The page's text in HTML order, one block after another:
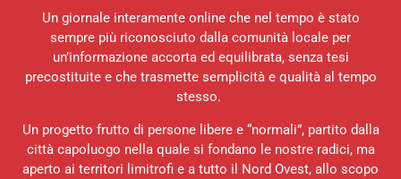
Un giornale interamente online che nel tempo è stato
sempre più riconosciuto dalla comunità locale per
un’informazione accorta ed equilibrata, senza tesi
precostituite e che trasmette semplicità e qualità al tempo
stesso.
Un progetto frutto di persone libere e “normali”, partito dalla
città capoluogo nella quale si fondano le nostre radici, ma
aperto ai territori limitrofi e a tutto il Nord Ovest, allo scopo